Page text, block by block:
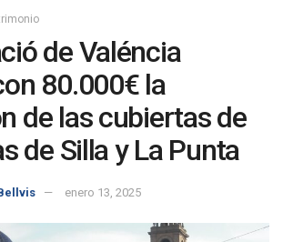
de Valéncia
80.000€ la
de las cubiertas de
de Silla y La Punta
enero 13, 2025